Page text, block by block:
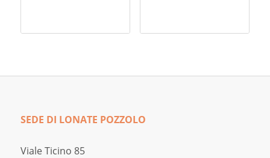
SEDE DI LONATE POZZOLO
Viale Ticino 85